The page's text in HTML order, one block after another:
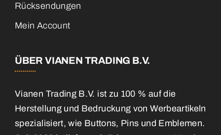
Rücksendungen
Mein Account
ÜBER VIANEN TRADING B.V.
Vianen Trading B.V. ist zu 100 % auf die
Herstellung und Bedruckung von Werbeartikeln
spezialisiert, wie Buttons, Pins und Emblemen.